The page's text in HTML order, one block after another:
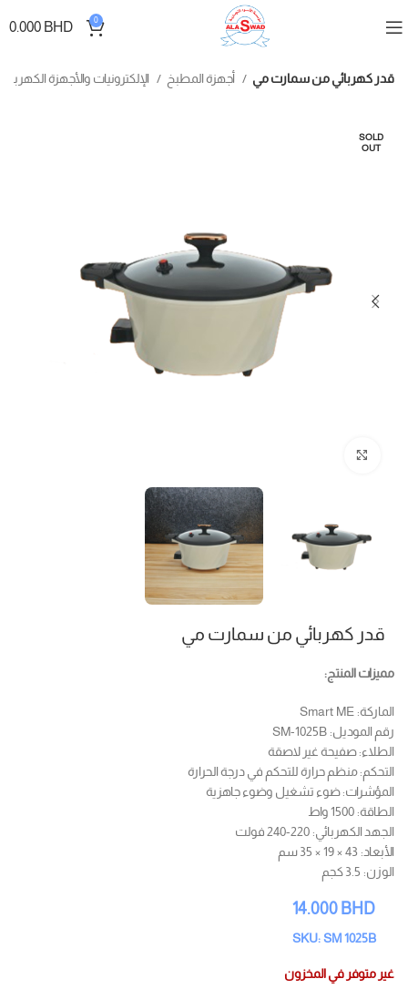
0
0.000 BHD
قدر كهربائي من سمارت مي
SOLD
OUT
قدر كهربائي من سمارت مي
مميزات المنتج:
الماركة: Smart ME
رقم الموديل: SM-1025B
الطلاء: صفيحة غير لاصقة
التحكم: منظم حرارة للتحكم في درجة الحرارة
المؤشرات: ضوء تشغيل وضوء جاهزية
الطاقة: 1500 واط
الجهد الكهربائي: 220-240 فولت
الأبعاد: 43 × 19 × 35 سم
الوزن: 3.5 كجم
14.000 BHD
SKU: SM 1025B
غير متوفر في المخزون